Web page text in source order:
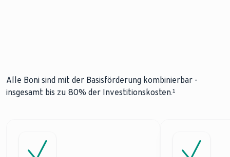
Alle Boni sind mit der Basisförderung kombinierbar -
insgesamt bis zu 80% der Investitionskosten.¹